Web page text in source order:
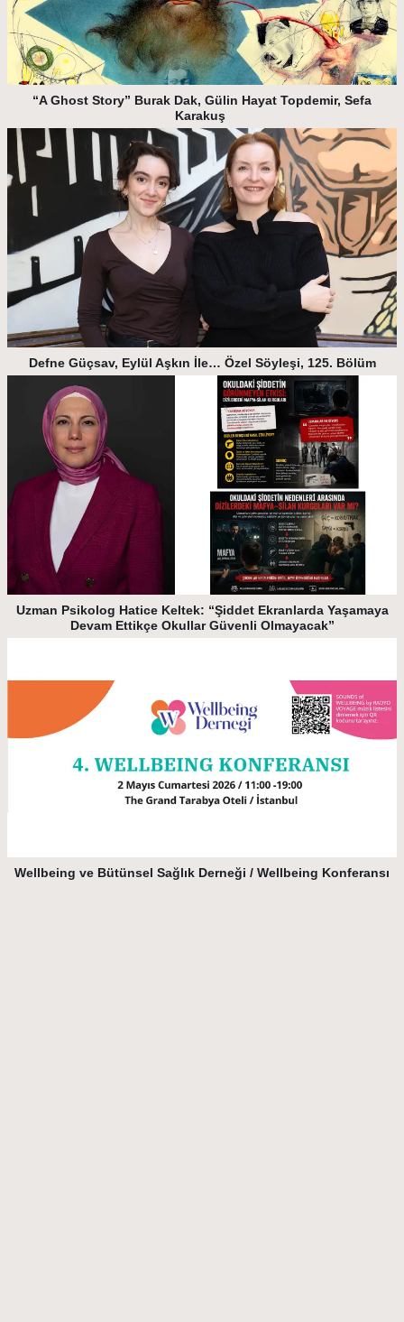
“A Ghost Story” Burak Dak, Gülin Hayat Topdemir, Sefa
Karakuş
Defne Güçsav, Eylül Aşkın İle… Özel Söyleşi, 125. Bölüm
Uzman Psikolog Hatice Keltek: “Şiddet Ekranlarda Yaşamaya
Devam Ettikçe Okullar Güvenli Olmayacak”
Wellbeing ve Bütünsel Sağlık Derneği / Wellbeing Konferansı